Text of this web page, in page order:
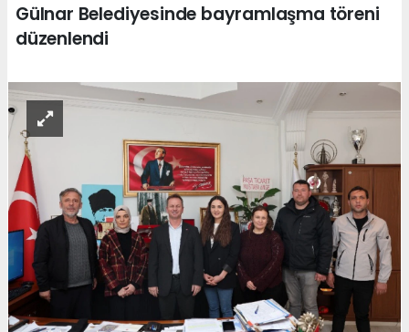
Gülnar Belediyesinde bayramlaşma töreni
düzenlendi